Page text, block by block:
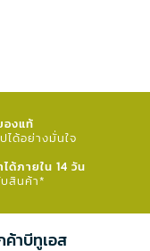
งแท้
ได้อย่างมั่นใจ​
ด้ภายใน 14 วัน
สินค้า*
าบีทูเอส